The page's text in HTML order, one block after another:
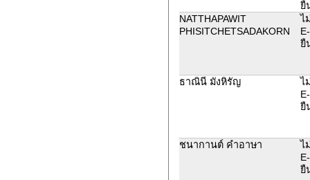
ยื
NATTHAPAWIT
PHISITCHETSADAKORN
ไ
ยื
ธาณินี มังหิรัญ
ไ
ยื
ชนากานต์ คำอาษา
ไ
ยื